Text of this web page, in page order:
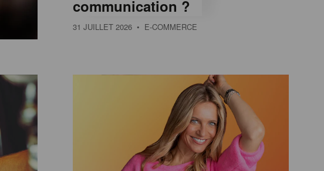
communication ?
31 JUILLET 2026 • E-COMMERCE